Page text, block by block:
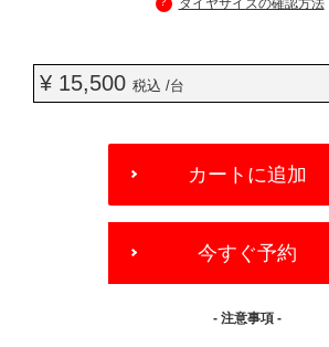
¥ 15,500 税込 /台
OPTIONS
カートに追加
今すぐ予約
- 注意事項 -